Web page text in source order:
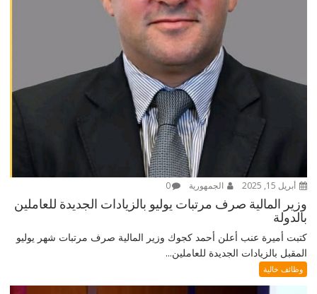
أبريل 15, 2025 الجمهورية 0
وزير المالية صرف مرتبات يوليو بالزيادات الجديدة للعاملين
بالدولة
كتبت أميرة عنب أعلن أحمد كجوك وزير المالية صرف مرتبات شهر يوليو
المقبل بالزيادات الجديدة للعاملين...
وظائف خالية